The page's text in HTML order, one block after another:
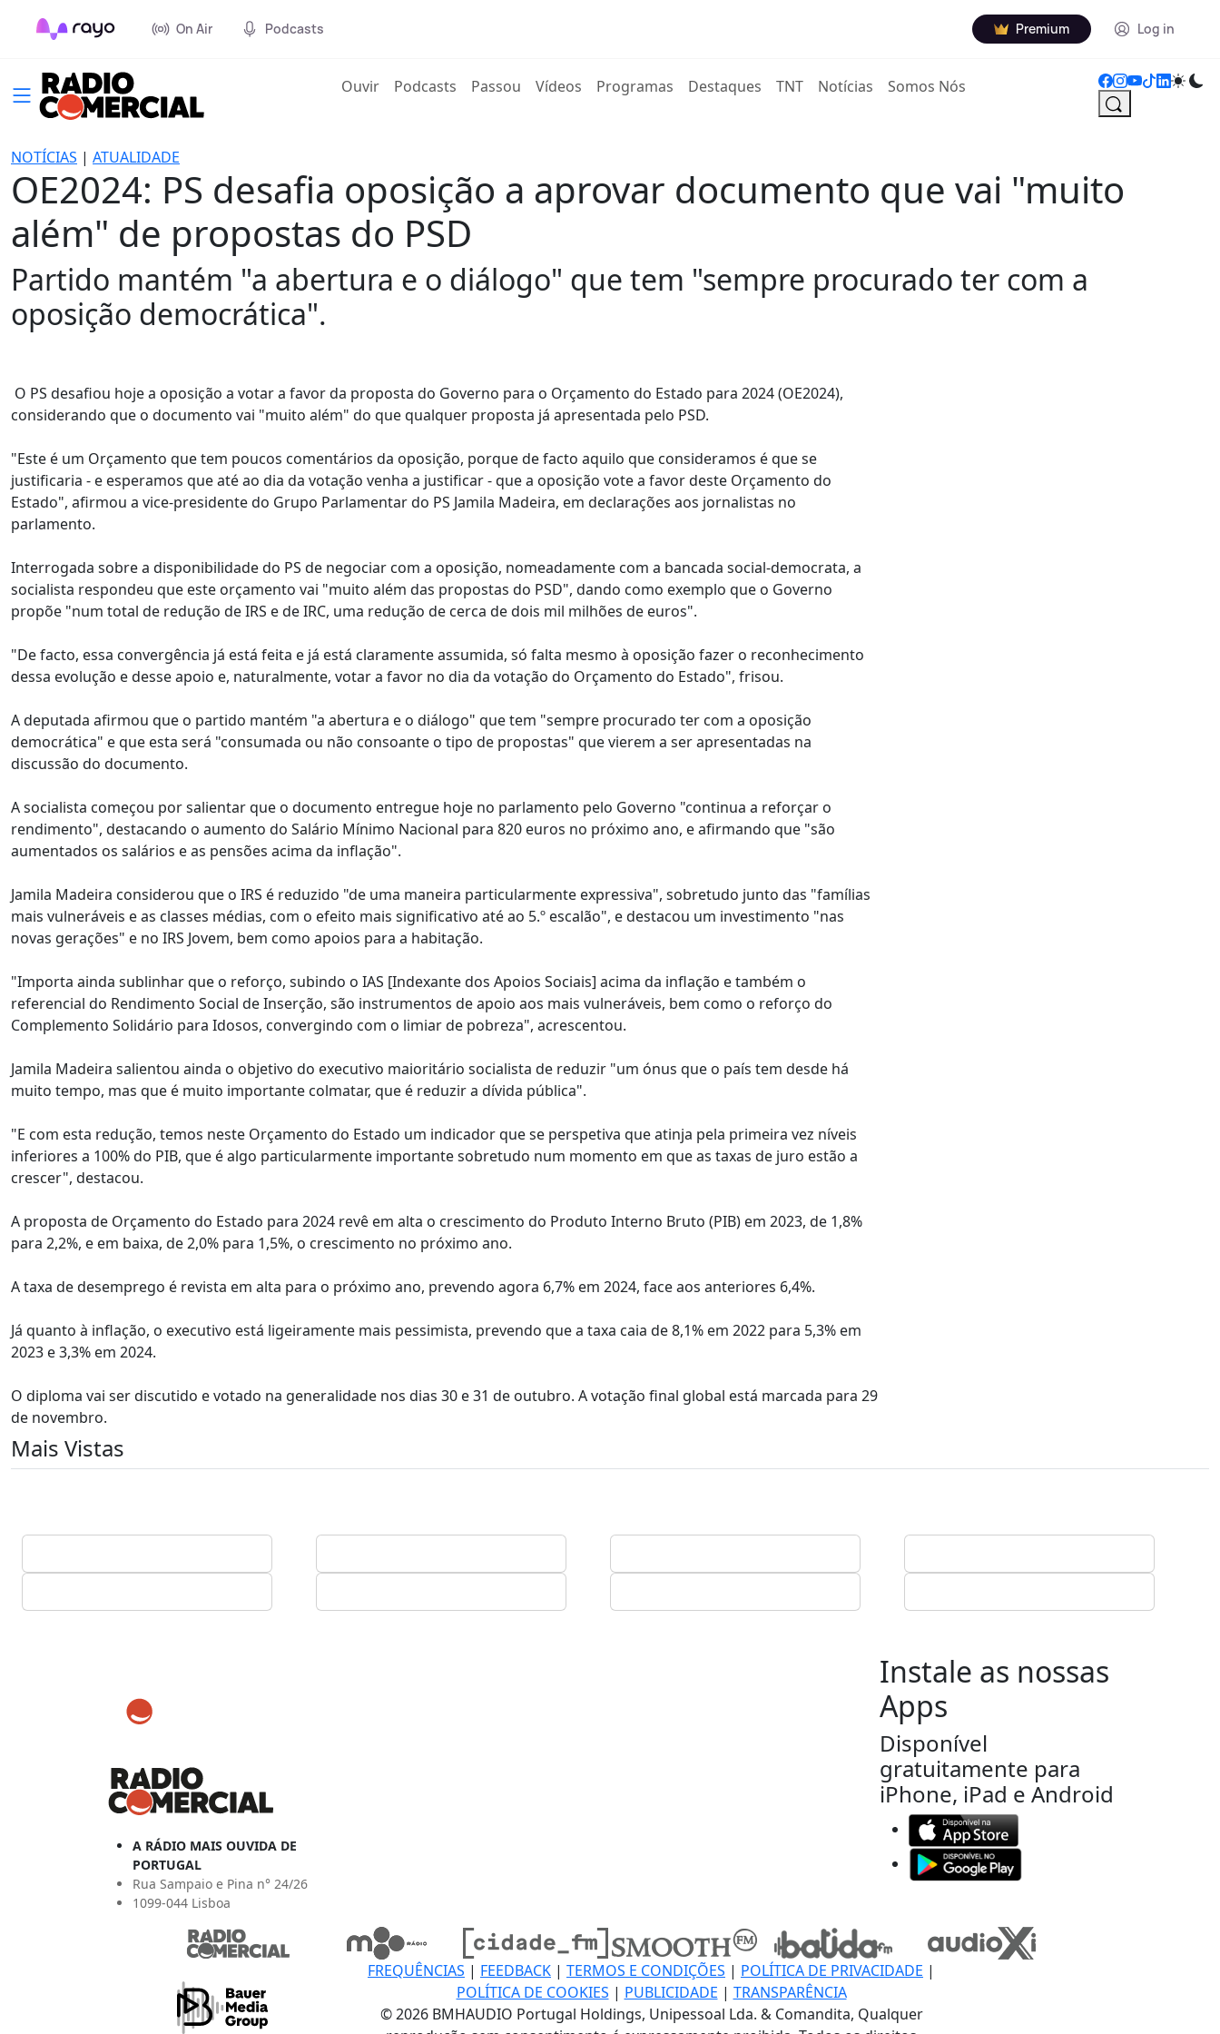
On Air Podcasts Premium Log in
Ouvir(current)
Podcasts Passou Vídeos Programas Destaques TNT Notícias Somos Nós
NOTÍCIAS | ATUALIDADE
OE2024: PS desafia oposição a aprovar documento que vai "muito
além" de propostas do PSD
Partido mantém "a abertura e o diálogo" que tem "sempre procurado ter com a
oposição democrática".
O PS desafiou hoje a oposição a votar a favor da proposta do Governo para o Orçamento do Estado para 2024 (OE2024),
considerando que o documento vai "muito além" do que qualquer proposta já apresentada pelo PSD.
"Este é um Orçamento que tem poucos comentários da oposição, porque de facto aquilo que consideramos é que se
justificaria - e esperamos que até ao dia da votação venha a justificar - que a oposição vote a favor deste Orçamento do
Estado", afirmou a vice-presidente do Grupo Parlamentar do PS Jamila Madeira, em declarações aos jornalistas no
parlamento.
Interrogada sobre a disponibilidade do PS de negociar com a oposição, nomeadamente com a bancada social-democrata, a
socialista respondeu que este orçamento vai "muito além das propostas do PSD", dando como exemplo que o Governo
propõe "num total de redução de IRS e de IRC, uma redução de cerca de dois mil milhões de euros".
"De facto, essa convergência já está feita e já está claramente assumida, só falta mesmo à oposição fazer o reconhecimento
dessa evolução e desse apoio e, naturalmente, votar a favor no dia da votação do Orçamento do Estado", frisou.
A deputada afirmou que o partido mantém "a abertura e o diálogo" que tem "sempre procurado ter com a oposição
democrática" e que esta será "consumada ou não consoante o tipo de propostas" que vierem a ser apresentadas na
discussão do documento.
A socialista começou por salientar que o documento entregue hoje no parlamento pelo Governo "continua a reforçar o
rendimento", destacando o aumento do Salário Mínimo Nacional para 820 euros no próximo ano, e afirmando que "são
aumentados os salários e as pensões acima da inflação".
Jamila Madeira considerou que o IRS é reduzido "de uma maneira particularmente expressiva", sobretudo junto das "famílias
mais vulneráveis e as classes médias, com o efeito mais significativo até ao 5.º escalão", e destacou um investimento "nas
novas gerações" e no IRS Jovem, bem como apoios para a habitação.
"Importa ainda sublinhar que o reforço, subindo o IAS [Indexante dos Apoios Sociais] acima da inflação e também o
referencial do Rendimento Social de Inserção, são instrumentos de apoio aos mais vulneráveis, bem como o reforço do
Complemento Solidário para Idosos, convergindo com o limiar de pobreza", acrescentou.
Jamila Madeira salientou ainda o objetivo do executivo maioritário socialista de reduzir "um ónus que o país tem desde há
muito tempo, mas que é muito importante colmatar, que é reduzir a dívida pública".
"E com esta redução, temos neste Orçamento do Estado um indicador que se perspetiva que atinja pela primeira vez níveis
inferiores a 100% do PIB, que é algo particularmente importante sobretudo num momento em que as taxas de juro estão a
crescer", destacou.
A proposta de Orçamento do Estado para 2024 revê em alta o crescimento do Produto Interno Bruto (PIB) em 2023, de 1,8%
para 2,2%, e em baixa, de 2,0% para 1,5%, o crescimento no próximo ano.
A taxa de desemprego é revista em alta para o próximo ano, prevendo agora 6,7% em 2024, face aos anteriores 6,4%.
Já quanto à inflação, o executivo está ligeiramente mais pessimista, prevendo que a taxa caia de 8,1% em 2022 para 5,3% em
2023 e 3,3% em 2024.
O diploma vai ser discutido e votado na generalidade nos dias 30 e 31 de outubro. A votação final global está marcada para 29
de novembro.
Mais Vistas
A RÁDIO MAIS OUVIDA DE
PORTUGAL
Rua Sampaio e Pina n° 24/26
1099-044 Lisboa
Instale as nossas
Apps
Disponível
gratuitamente para
iPhone, iPad e Android
FREQUÊNCIAS | FEEDBACK | TERMOS E CONDIÇÕES | POLÍTICA DE PRIVACIDADE |
POLÍTICA DE COOKIES | PUBLICIDADE | TRANSPARÊNCIA
© 2026 BMHAUDIO Portugal Holdings, Unipessoal Lda. & Comandita, Qualquer